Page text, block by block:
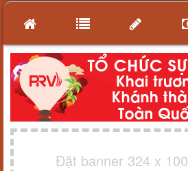
Đặt banner 324 x 100